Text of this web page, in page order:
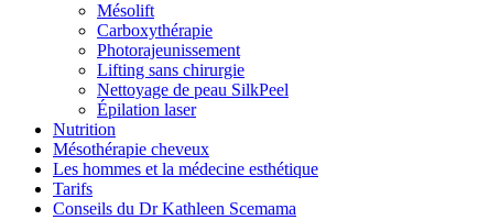
Mésolift
Carboxythérapie
Photorajeunissement
Lifting sans chirurgie
Nettoyage de peau SilkPeel
Épilation laser
Nutrition
Mésothérapie cheveux
Les hommes et la médecine esthétique
Tarifs
Conseils du Dr Kathleen Scemama